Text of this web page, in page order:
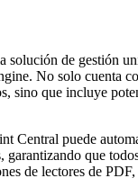
solución de gestión
No solo cuenta
sino que incluye
Central puede
garantizando que
de lectores de